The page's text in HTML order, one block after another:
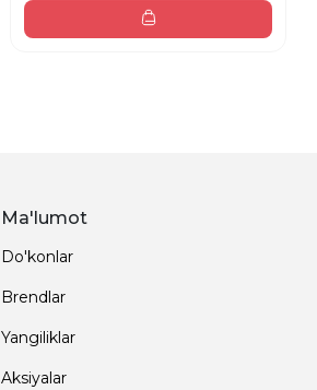
Ma'lumot
Do'konlar
Brendlar
Yangiliklar
Aksiyalar